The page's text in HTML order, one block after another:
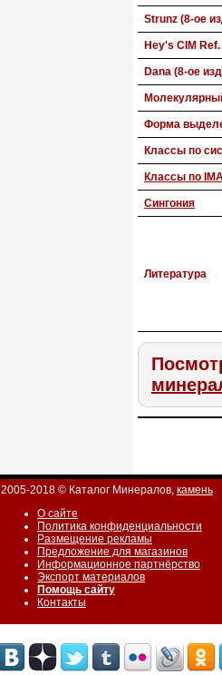
Strunz (8-ое
Hey's CIM Ref.
Dana (8-ое
Форма
Классы по
Классы по
Сингония
Литература
2005-2018 © Каталог Минералов, камень
О сайте
Политика конфиденциальности
Размещение рекламы
Предложение для магазинов
Информационное партнёрство
Экспорт материалов
Помощь сайту
Контакты